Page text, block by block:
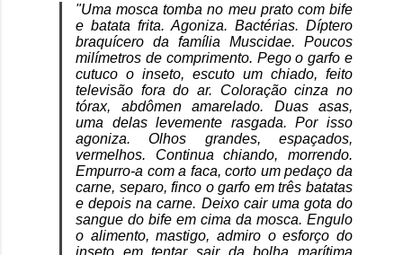
"Uma mosca tomba no meu prato com bife
e batata frita. Agoniza. Bactérias. Díptero
braquícero da família Muscidae. Poucos
milímetros de comprimento. Pego o garfo e
cutuco o inseto, escuto um chiado, feito
televisão fora do ar. Coloração cinza no
tórax, abdômen amarelado. Duas asas,
uma delas levemente rasgada. Por isso
agoniza. Olhos grandes, espaçados,
vermelhos. Continua chiando, morrendo.
Empurro-a com a faca, corto um pedaço da
carne, separo, finco o garfo em três batatas
e depois na carne. Deixo cair uma gota do
sangue do bife em cima da mosca. Engulo
o alimento, mastigo, admiro o esforço do
inseto em tentar sair da bolha marítima